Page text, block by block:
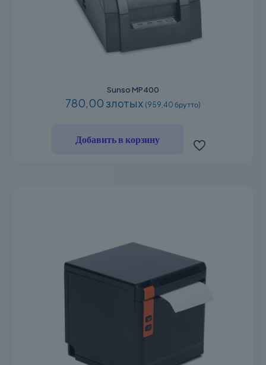
Sunso MP400
780,00 злотых (959,40 брутто)
Добавить в корзину